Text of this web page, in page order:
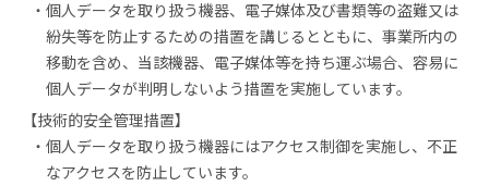
個人データを取り扱う機器、電子媒体及び書類等の盗難又は
紛失等を防止するための措置を講じるとともに、事業所内の
移動を含め、当該機器、電子媒体等を持ち運ぶ場合、容易に
個人データが判明しないよう措置を実施しています。
【技術的安全管理措置】
個人データを取り扱う機器にはアクセス制御を実施し、不正
なアクセスを防止しています。